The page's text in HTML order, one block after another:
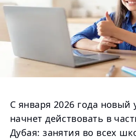
С января 2026 года
начнет действовать в
Дубая: занятия во всех